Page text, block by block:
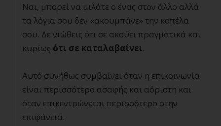
Ναι, μπορεί να μιλάτε ο ένας στον άλλο αλλά
τα λόγια σου δεν «ακουμπάνε» την κοπέλα
σου. Δε νιώθεις ότι σε ακούει πραγματικά και
κυρίως ότι σε καταλαβαίνει.
Αυτό συνήθως συμβαίνει όταν η επικοινωνία
είναι περισσότερο ασαφής και αόριστη και
όταν επικεντρώνεται περισσότερο στην
επιφάνεια.